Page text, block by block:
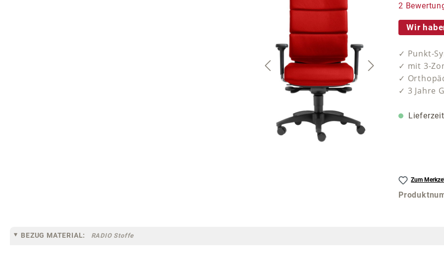
2
Wir
✓ Punkt-
✓ mit 3-
✓
✓ 3 Jahre
Zum
BEZUG MATERIAL: RADIO Stoffe